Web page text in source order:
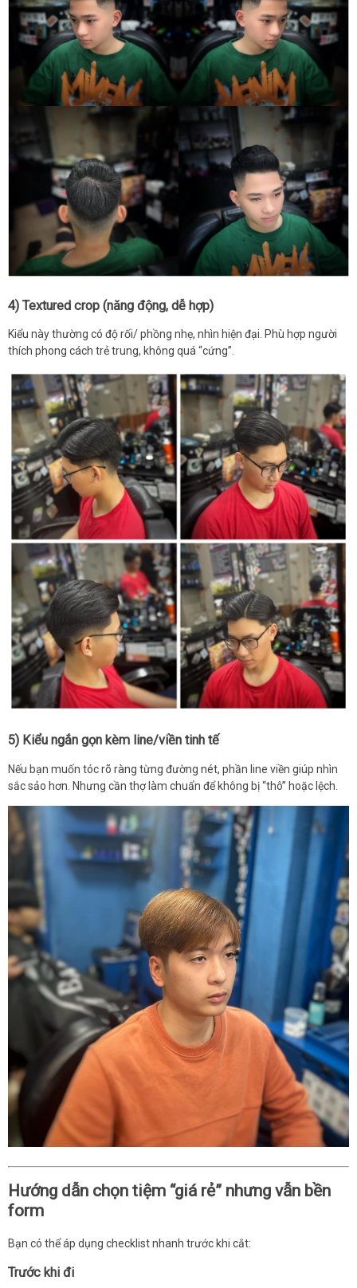
4) Textured crop (năng động, dễ hợp)
Kiểu này thường có độ rối/ phồng nhẹ, nhìn hiện đại. Phù hợp người
thích phong cách trẻ trung, không quá “cứng”.
5) Kiểu ngắn gọn kèm line/viền tinh tế
Nếu bạn muốn tóc rõ ràng từng đường nét, phần line viền giúp nhìn
sắc sảo hơn. Nhưng cần thợ làm chuẩn để không bị “thô” hoặc lệch.
Hướng dẫn chọn tiệm “giá rẻ” nhưng vẫn bền
form
Bạn có thể áp dụng checklist nhanh trước khi cắt:
Trước khi đi